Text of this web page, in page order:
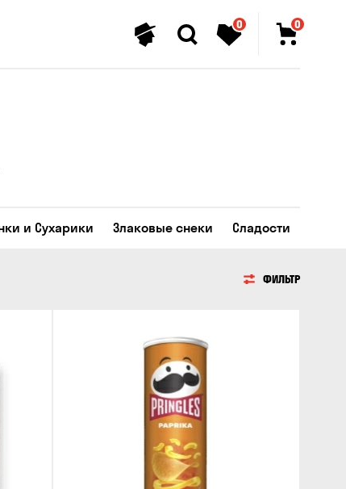
0 0
и Сухарики Злаковые снеки Сладости
ФИЛЬТР